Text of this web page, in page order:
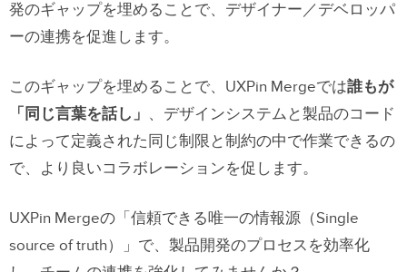
発のギャップを埋めることで、デザイナー／デベロッパ
ーの連携を促進します。
このギャップを埋めることで、UXPin Mergeでは誰もが
「同じ言葉を話し」 、デザインシステムと製品のコード
によって定義された同じ制限と制約の中で作業できるの
で、より良いコラボレーションを促します。
UXPin Mergeの「信頼できる唯一の情報源（Single
source of truth）」で、製品開発のプロセスを効率化